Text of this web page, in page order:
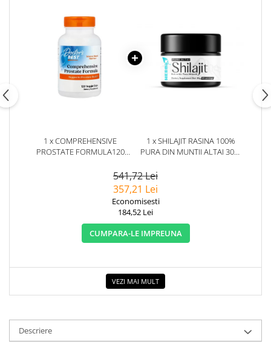
1 x COMPREHENSIVE
PROSTATE FORMULA120
1 x SHILAJIT RASINA 100%
PURA DIN MUNTII ALTAI 30G.
541,72 Lei
357,21 Lei
Economisesti
184,52 Lei
CUMPARA-LE IMPREUNA
VEZI MAI MULT
Descriere